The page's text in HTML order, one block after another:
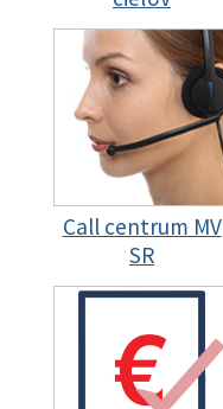
Call centrum MV
SR